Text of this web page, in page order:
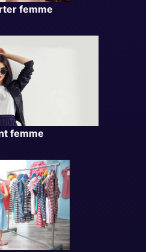
femme
femme